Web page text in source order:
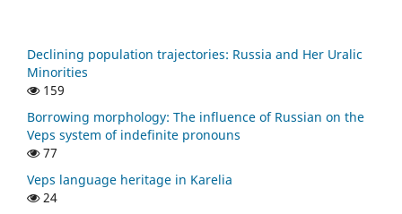
Declining population trajectories: Russia and Her Uralic
Minorities
159
Borrowing morphology: The influence of Russian on the
Veps system of indefinite pronouns
77
Veps language heritage in Karelia
24